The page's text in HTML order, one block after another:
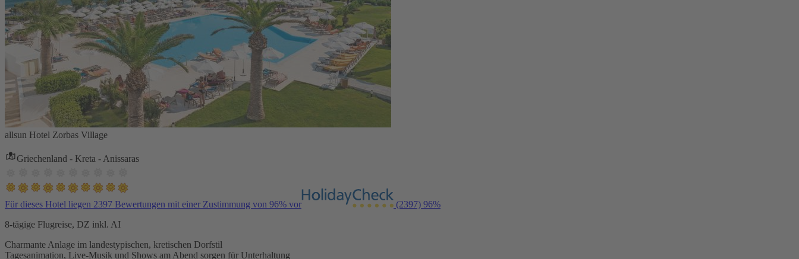
allsun Hotel Zorbas Village
Griechenland - Kreta - Anissaras
Für dieses Hotel liegen 2397 Bewertungen mit einer Zustimmung von 96% vor (2397) 96%
8-tägige Flugreise, DZ inkl. AI
Charmante Anlage im landestypischen, kretischen Dorfstil
Tagesanimation, Live-Musik und Shows am Abend sorgen für Unterhaltung